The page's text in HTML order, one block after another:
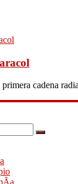
cadena